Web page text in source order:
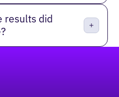
results did